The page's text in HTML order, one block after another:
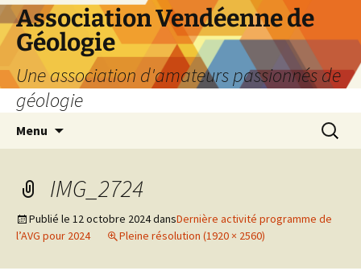
Aller
au
contenu
Association Vendéenne de
Géologie
Une association d'amateurs passionnés de
géologie
Menu
IMG_2724
Publié le 12 octobre 2024dansDernière activité programme de
l’AVG pour 2024
Pleine résolution (1920 × 2560)